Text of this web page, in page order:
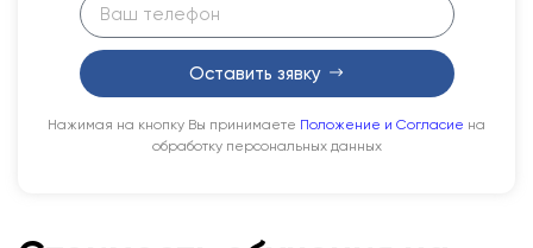
Оставить зявку
Нажимая на кнопку Вы принимаете Положение и Согласие на
обработку персональных данных